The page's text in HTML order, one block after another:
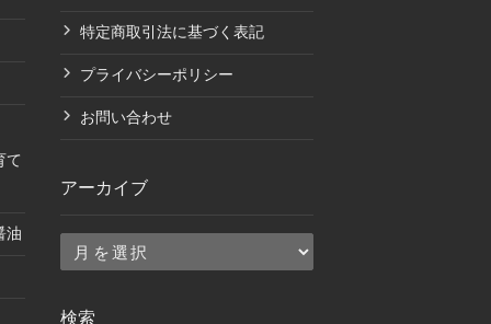
て
油
特定商取引法に基づく表記
プライバシーポリシー
お問い合わせ
アーカイブ
ア
カ
検索